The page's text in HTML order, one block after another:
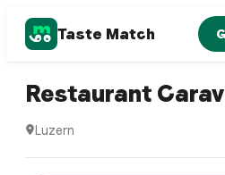
Taste Match
Italian restaurant
Restaurant
Luzern